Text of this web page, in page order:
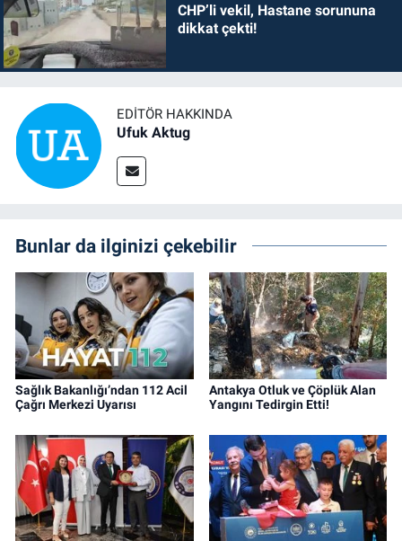
CHP’li vekil, Hastane sorununa
dikkat çekti!
EDITÖR HAKKINDA
Ufuk Aktug
Bunlar da ilginizi çekebilir
Sağlık Bakanlığı’ndan 112 Acil
Çağrı Merkezi Uyarısı
Antakya Otluk ve Çöplük Alan
Yangını Tedirgin Etti!